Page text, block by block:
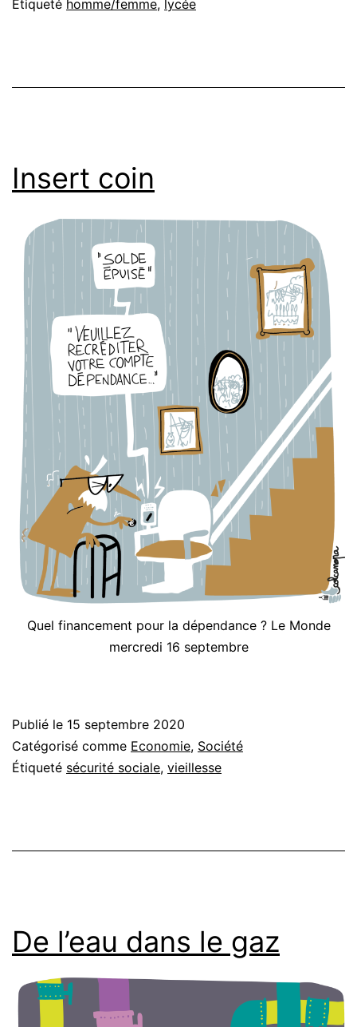
Étiqueté homme/femme, lycée
Insert coin
Quel financement pour la dépendance ? Le Monde
mercredi 16 septembre
Publié le 15 septembre 2020
Catégorisé comme Economie, Société
Étiqueté sécurité sociale, vieillesse
De l’eau dans le gaz